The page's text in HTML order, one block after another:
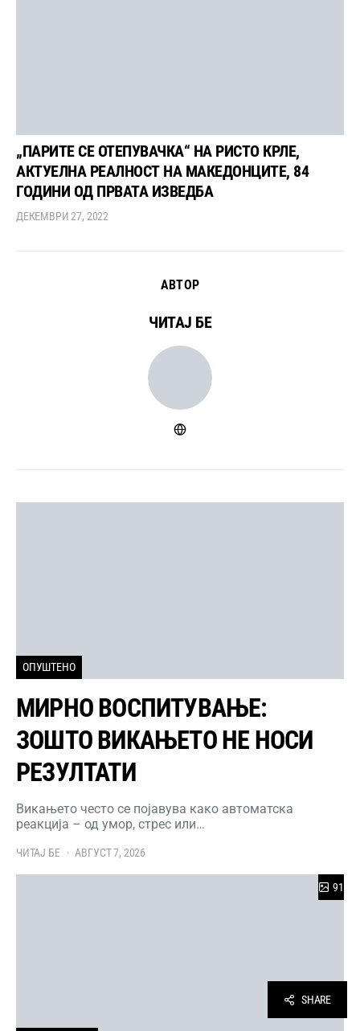
„ПАРИТЕ СЕ ОТЕПУВАЧКА“ НА РИСТО КРЛЕ,
АКТУЕЛНА РЕАЛНОСТ НА МАКЕДОНЦИТЕ, 84
ГОДИНИ ОД ПРВАТА ИЗВЕДБА
ДЕКЕМВРИ 27, 2022
АВТОР
ЧИТАЈ БЕ
ОПУШТЕНО
МИРНО ВОСПИТУВАЊЕ:
ЗОШТО ВИКАЊЕТО НЕ НОСИ
РЕЗУЛТАТИ
Викањето често се појавува како автоматска
реакција – од умор, стрес или…
ЧИТАЈ БЕ АВГУСТ 7, 2026
91
SHARE